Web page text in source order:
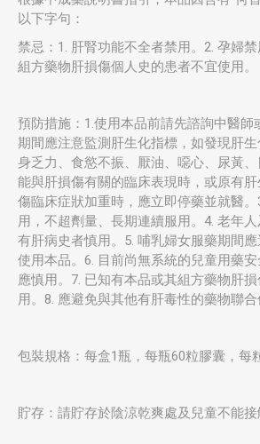
以下字句：
禁忌：1. 肝腎功能不全者禁用。2. 孕婦
組方藥物肝損傷個人史的患者不宜使用。
預防措施：1.使用本品前請先諮詢中醫師
期間應注意監測肝生化指標，如發現肝
身乏力、食慾不振、厭油、噁心、尿黃
能與肝損傷有關的臨床表現時，或原有
傷臨床症狀加重時，應立即停藥並就醫
用，不超劑量、長期連續服用。4. 老年人
有肝病史者慎用。5. 哺乳婦女服藥期間
使用本品。6. 目前尚無系統的兒童用藥
應慎用。7. 已知有本品或其組方藥物肝
用。8. 應避免與其他有肝毒性的藥物聯合
包裝規格：每盒1瓶，每瓶60粒膠囊，每
貯存：請貯存於陰涼乾爽處及兒童不能接